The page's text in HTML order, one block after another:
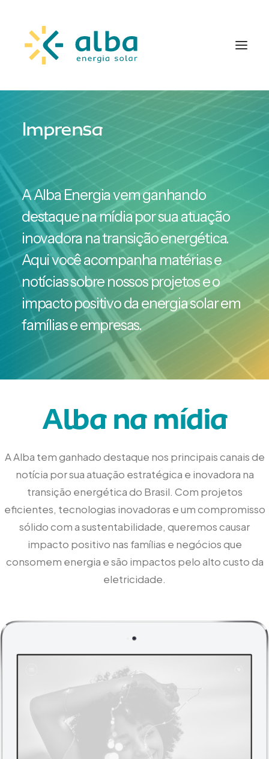
Imprensa
A Alba Energia vem ganhando
destaque na mídia por sua atuação
inovadora na transição energética.
Aqui você acompanha matérias e
notícias sobre nossos projetos e o
impacto positivo da energia solar em
famílias e empresas.
Alba na mídia
A Alba tem ganhado destaque nos principais canais de
notícia por sua atuação estratégica e inovadora na
transição energética do Brasil. Com projetos
eficientes, tecnologias inovadoras e um compromisso
sólido com a sustentabilidade, queremos causar
impacto positivo nas famílias e negócios que
consomem energia e são impactos pelo alto custo da
eletricidade.